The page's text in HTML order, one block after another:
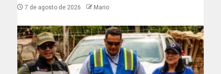
7 de agosto de 2026 Mario